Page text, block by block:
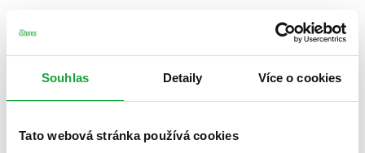
Souhlas Detaily Více o cookies
Tato webová stránka používá cookies